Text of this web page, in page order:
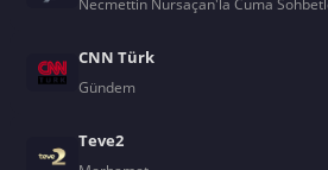
Necmettin Nursaçan'la Cuma
CNN Türk
Gündem
Teve2